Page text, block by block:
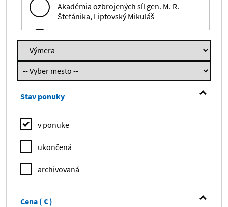
Akadémia ozbrojených síl gen. M. R.
Štefánika, Liptovský Mikuláš
Akadémia Policajného zboru
Arborétum Mlyňany SAV
Botanický ústav SAV
Stav ponuky
v ponuke
ukončená
archivovaná
Cena ( € )